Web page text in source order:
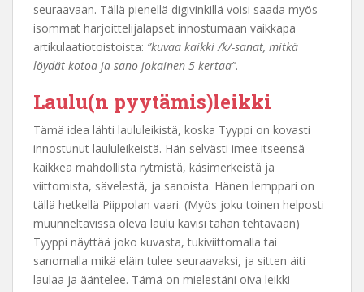
seuraavaan. Tällä pienellä digivinkillä voisi saada myös
isommat harjoittelijalapset innostumaan vaikkapa
artikulaatiotoistoista: ”kuvaa kaikki /k/-sanat, mitkä
löydät kotoa ja sano jokainen 5 kertaa”.
Laulu(n pyytämis)leikki
Tämä idea lähti laululeikistä, koska Tyyppi on kovasti
innostunut laululeikeistä. Hän selvästi imee itseensä
kaikkea mahdollista rytmistä, käsimerkeistä ja
viittomista, sävelestä, ja sanoista. Hänen lemppari on
tällä hetkellä Piippolan vaari. (Myös joku toinen helposti
muunneltavissa oleva laulu kävisi tähän tehtävään)
Tyyppi näyttää joko kuvasta, tukiviittomalla tai
sanomalla mikä eläin tulee seuraavaksi, ja sitten äiti
laulaa ja ääntelee. Tämä on mielestäni oiva leikki